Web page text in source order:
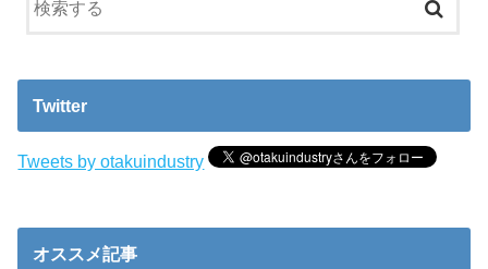
Twitter
Tweets by otakuindustry
オススメ記事